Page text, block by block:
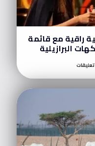
مع قائمة
البرازيلية